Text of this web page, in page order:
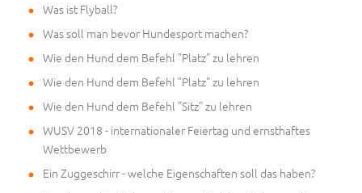
Was ist Flyball?
Was soll man bevor Hundesport machen?
Wie den Hund dem Befehl "Platz" zu lehren
Wie den Hund dem Befehl "Platz" zu lehren
Wie den Hund dem Befehl "Sitz" zu lehren
WUSV 2018 - internationaler Feiertag und ernsthaftes
Wettbewerb
Ein Zuggeschirr - welche Eigenschaften soll das haben?